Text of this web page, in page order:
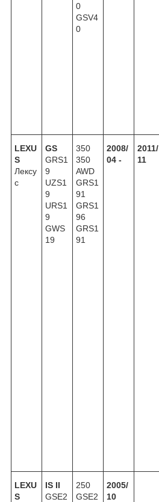
0
GSV4
0
LEXU
S
Лексу
с
GS
GRS1
9
UZS1
9
URS1
9
GWS
19
350
350
AWD
GRS1
91
GRS1
96
GRS1
91
2008/
04 -
2011/
11
LEXU
S
IS II
GSE2
250
GSE2
2005/
10